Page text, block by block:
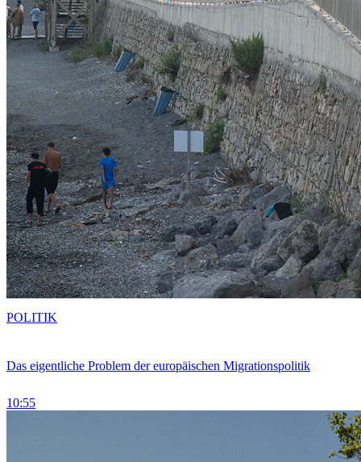
Das eigentliche Problem der europäischen Migrationspolitik
10:55
POLITIK